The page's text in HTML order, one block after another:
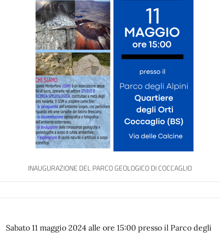
INAUGURAZIONE DEL PARCO GEOLOGICO DI COCCAGLIO
Sabato 11 maggio 2024 alle ore 15:00 presso il Parco degli